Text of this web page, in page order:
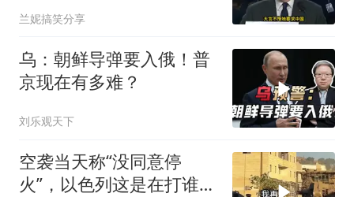
兰妮搞笑分享
乌：朝鲜导弹要入俄！普
京现在有多难？
刘乐观天下
空袭当天称“没同意停
火”，以色列这是在打谁的